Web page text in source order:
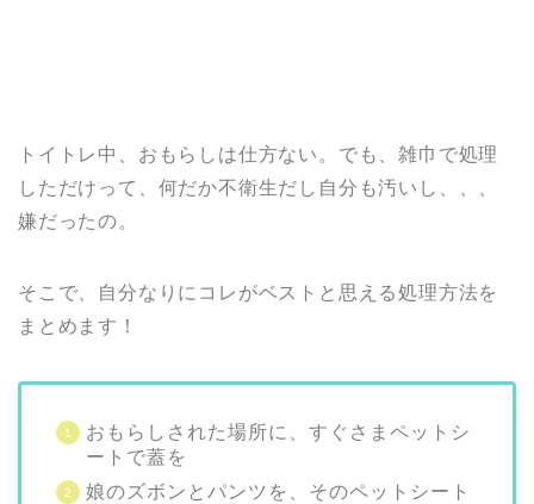
トイトレ中、おもらしは仕方ない。でも、雑巾で処理
しただけって、何だか不衛生だし自分も汚いし、、、
嫌だったの。
そこで、自分なりにコレがベストと思える処理方法を
まとめます！
おもらしされた場所に、すぐさまペットシ
ートで蓋を
娘のズボンとパンツを、そのペットシート